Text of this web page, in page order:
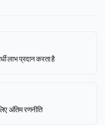
लाभ प्रदान करता है
अंतिम रणनीति